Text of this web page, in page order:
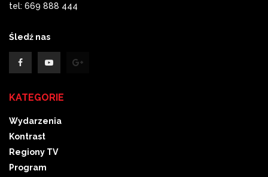
tel: 669 888 444
Śledź nas
KATEGORIE
Wydarzenia
Kontrast
Regiony TV
Program